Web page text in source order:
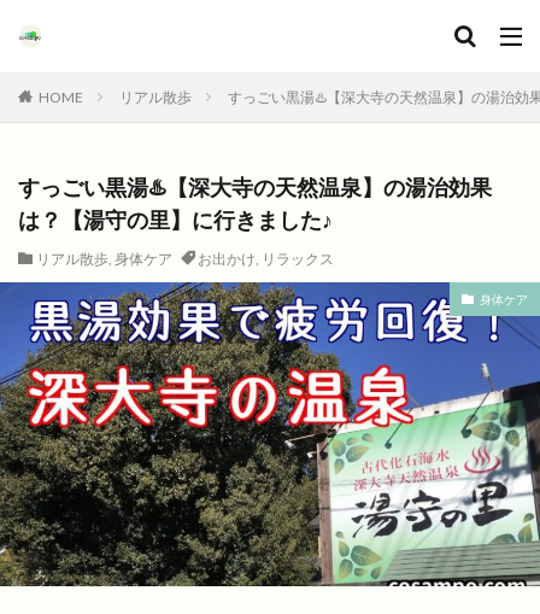
HOME リアル散歩 すっごい黒湯♨️【深大寺の天然温泉】の湯治効
すっごい黒湯♨️【深大寺の天然温泉】の湯治効果
は？【湯守の里】に行きました♪
リアル散歩, 身体ケア お出かけ, リラックス
身体ケア